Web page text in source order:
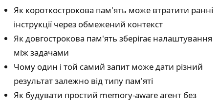
Як короткострокова пам'ять може втратити ранні
інструкції через обмежений контекст
Як довгострокова пам'ять зберігає налаштування
між задачами
Чому один і той самий запит може дати різний
результат залежно від типу пам'яті
Як будувати простий memory-aware агент без